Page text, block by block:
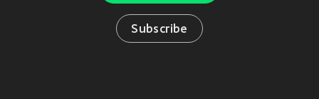
Subscribe